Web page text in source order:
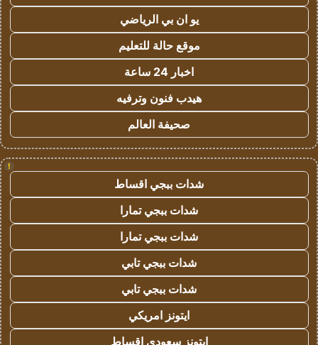
يو ان بي الرياضي
موقع حالة للتعليم
اخبار 24 ساعة
هيدب فنون وترفيه
صحيفة العالم
!
شدات ببجي اقساط
شدات ببجي تمارا
شدات ببجي تمارا
شدات ببجي تابي
شدات ببجي تابي
ايتونز امريكي
ايتونز سعودي اقساط